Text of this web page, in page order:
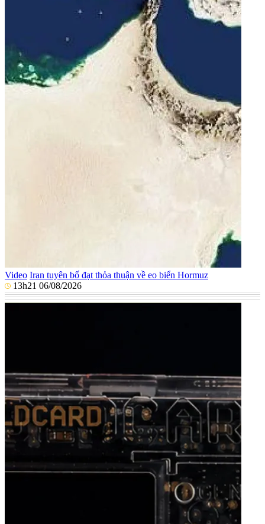
Video Iran tuyên bố đạt thỏa thuận về eo biển Hormuz
13h21 06/08/2026